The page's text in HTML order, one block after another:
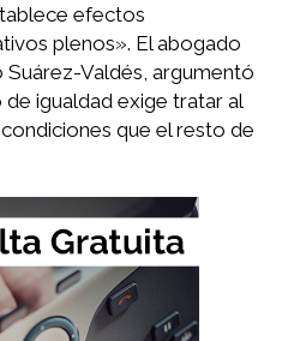
efectos
plenos». El abogado
Valdés, argumentó
igualdad exige tratar al
que el resto de